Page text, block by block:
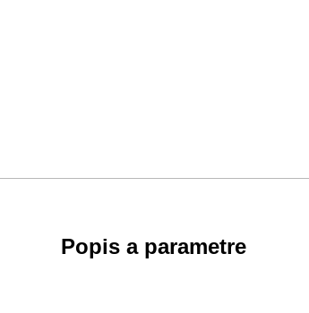
Popis a parametre